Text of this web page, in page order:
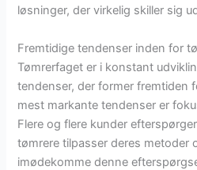
løsninger, der virkelig skiller sig
Fremtidige tendenser inden for
Tømrerfaget er i konstant
tendenser, der former fremtiden
mest markante tendenser er
Flere og flere kunder
tømrere tilpasser deres metoder
imødekomme denne